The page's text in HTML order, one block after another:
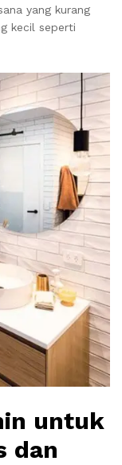
yang kurang
kecil seperti
untuk
dan